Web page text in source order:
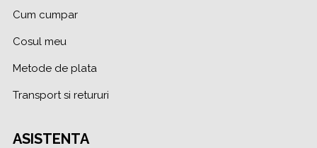
Cum cumpar
Cosul meu
Metode de plata
Transport si retururi
ASISTENTA